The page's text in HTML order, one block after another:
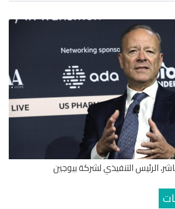
الرئيس التنفيذي لشركة بيوجين